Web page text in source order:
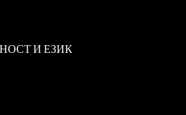
И ЕЗИК